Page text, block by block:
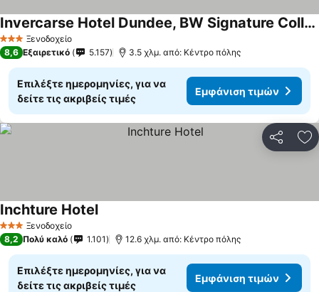
3 ΑστέριαΞενοδοχείο
Invercarse Hotel Dundee, BW Signature Collection
Εμφάνιση τιμών
8,6 Εξαιρετικό 5.157 3.5 χλμ. από: Κέντρο πόλης
Επιλέξτε ημερομηνίες, για να
δείτε τις ακριβείς τιμές
Εμφάνιση τιμών
3 ΑστέριαΞενοδοχείο
Inchture HotelΕμφάνιση τιμών
8,2 Πολύ καλό 1.101 12.6 χλμ. από: Κέντρο πόλης
Επιλέξτε ημερομηνίες, για να
δείτε τις ακριβείς τιμές
Εμφάνιση τιμών